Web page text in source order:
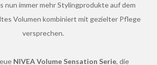
Volumen kombiniert mit gezielter Pflege
versprechen.
NIVEA Volume Sensation Serie, die